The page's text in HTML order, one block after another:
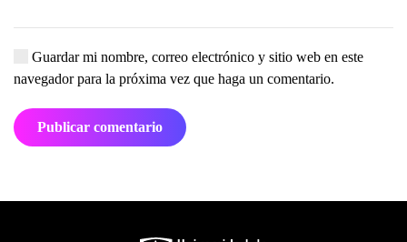
Guardar mi nombre, correo electrónico y sitio web en este
navegador para la próxima vez que haga un comentario.
Publicar comentario